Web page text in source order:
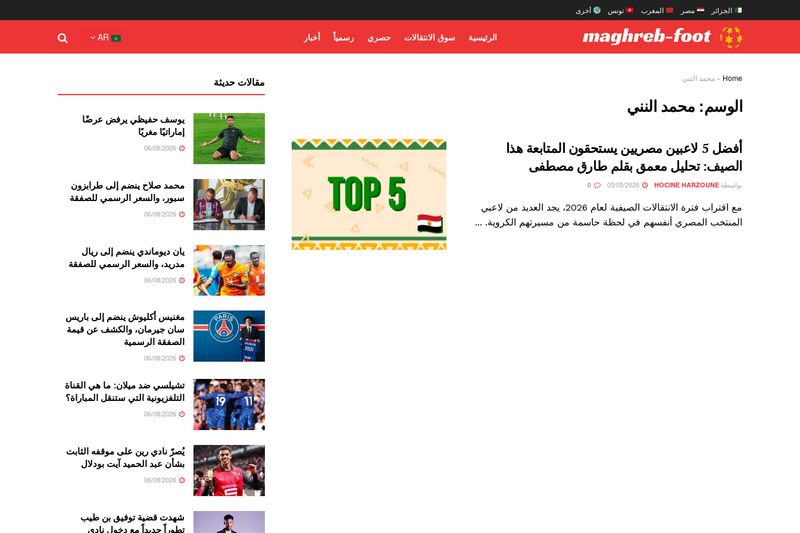
الجزائر مصر المغرب تونس أخرى
الرئيسية سوق الانتقالات حصري رسمياً أخبار AR
Home
» محمد النني
الوسم: محمد النني
أفضل 5 لاعبين مصريين يستحقون المتابعة هذا
الصيف: تحليل معمق بقلم طارق مصطفى
بواسطة HOCINE HARZOUNE
مع اقتراب فترة الانتقالات الصيفية لعام 2026، يجد العديد من لاعبي
المنتخب المصري أنفسهم في لحظة حاسمة من مسيرتهم الكروية. ...
مقالات حديثة
يوسف حفيظي يرفض عرضًا
إماراتيًا مغريًا
محمد صلاح ينضم إلى طرابزون
سبور، والسعر الرسمي للصفقة
يان ديوماندي ينضم إلى ريال
مدريد، والسعر الرسمي للصفقة
مغنيس أكليوش ينضم إلى باريس
سان جيرمان، والكشف عن قيمة
الصفقة الرسمية
تشيلسي ضد ميلان: ما هي القناة
التلفزيونية التي ستنقل المباراة؟
يُصرّ نادي رين على موقفه الثابت
بشأن عبد الحميد آيت بودلال
شهدت قضية توفيق بن طيب
تطوراً جديداً مع دخول نادي